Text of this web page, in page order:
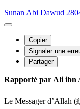
Sunan Abi Dawud
Copier
Signaler une
Partager
Rapporté par Ali ibn
Le Messager d’Allah (ﷺ) nous a enjoint de faire très attention à